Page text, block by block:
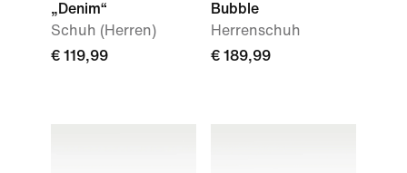
„Denim“
Schuh (Herren)
€ 119,99
Bubble
Herrenschuh
€ 189,99